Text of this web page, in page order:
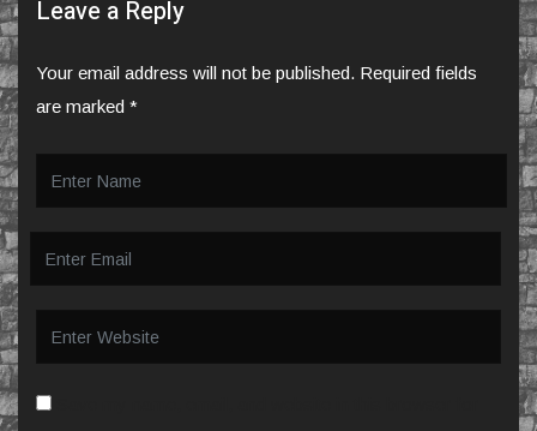
Leave a Reply
Your email address will not be published. Required fields
are marked *